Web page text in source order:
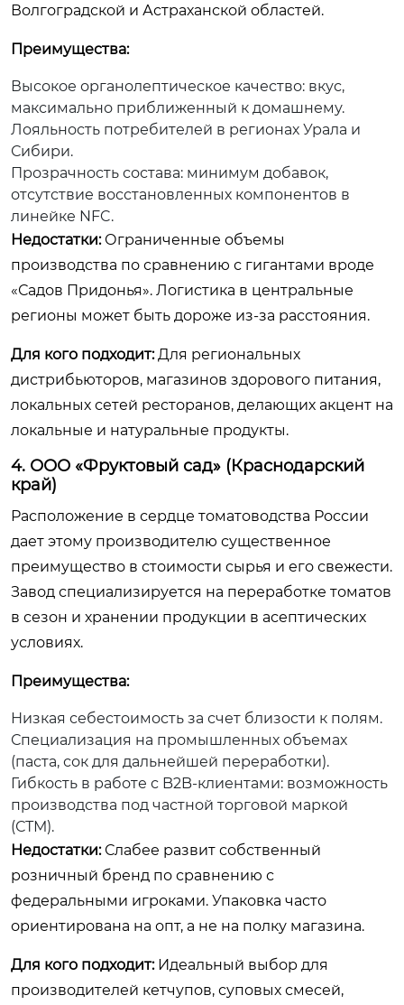
Волгоградской и Астраханской областей.
Преимущества:
Высокое органолептическое качество: вкус,
максимально приближенный к домашнему.
Лояльность потребителей в регионах Урала и
Сибири.
Прозрачность состава: минимум добавок,
отсутствие восстановленных компонентов в
линейке NFC.
Недостатки:Ограниченные объемы
производства по сравнению с гигантами вроде
«Садов Придонья». Логистика в центральные
регионы может быть дороже из-за расстояния.
Для кого подходит:Для региональных
дистрибьюторов, магазинов здорового питания,
локальных сетей ресторанов, делающих акцент на
локальные и натуральные продукты.
4. ООО «Фруктовый сад» (Краснодарский
край)
Расположение в сердце томатоводства России
дает этому производителю существенное
преимущество в стоимости сырья и его свежести.
Завод специализируется на переработке томатов
в сезон и хранении продукции в асептических
условиях.
Преимущества:
Низкая себестоимость за счет близости к полям.
Специализация на промышленных объемах
(паста, сок для дальнейшей переработки).
Гибкость в работе с B2B-клиентами: возможность
производства под частной торговой маркой
(СТМ).
Недостатки:Слабее развит собственный
розничный бренд по сравнению с
федеральными игроками. Упаковка часто
ориентирована на опт, а не на полку магазина.
Для кого подходит:Идеальный выбор для
производителей кетчупов, суповых смесей,